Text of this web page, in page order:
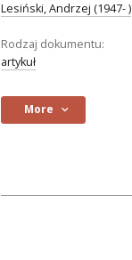
Lesiński, Andrzej (1947- )
Rodzaj dokumentu:
artykuł
More